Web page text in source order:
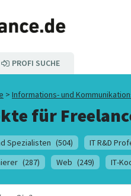
PROFI SUCHE
> Informations- und
für
Spezialisten (504) IT R&D
(287) Web (249) IT-